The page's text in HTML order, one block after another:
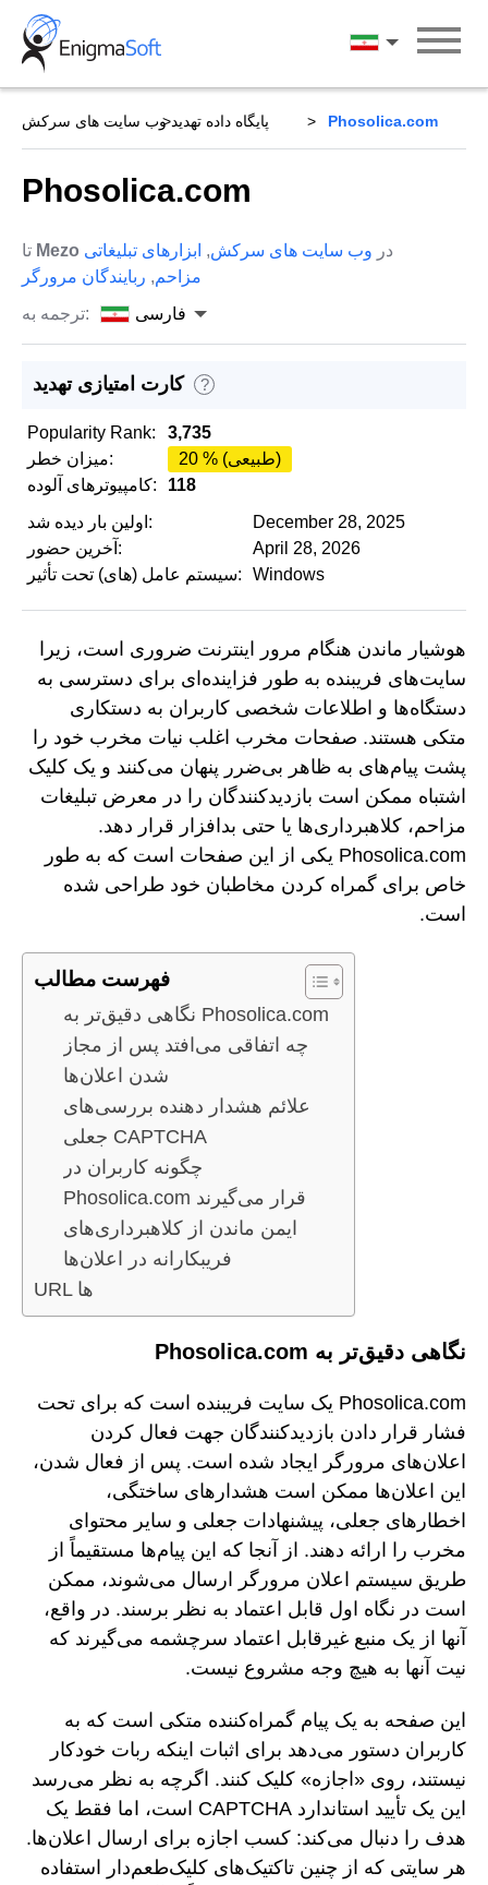
Skip
content
فارسی
پایگاه داده تهدید وب سایت های سرکش Phosolica.com
Phosolica.com
Mezo در وب سایت های سرکش, ابزارهای تبلیغاتی
مزاحم, ربایندگان مرورگر
ترجمه به:
فارسی
کارت امتیازی تهدید ?
Popularity Rank:
3,735
میزان خطر:
20 % (طبیعی)
کامپیوترهای آلوده:
118
اولین بار دیده شد:
December 28, 2025
آخرین حضور:
April 28, 2026
سیستم عامل (های) تحت تأثیر:
Windows
هوشیار ماندن هنگام مرور اینترنت ضروری است، زیرا
سایت‌های فریبنده به طور فزاینده‌ای برای دسترسی به
دستگاه‌ها و اطلاعات شخصی کاربران به دستکاری
متکی هستند. صفحات مخرب اغلب نیات مخرب خود را
پشت پیام‌های به ظاهر بی‌ضرر پنهان می‌کنند و یک کلیک
اشتباه ممکن است بازدیدکنندگان را در معرض تبلیغات
مزاحم، کلاهبرداری‌ها یا حتی بدافزار قرار دهد.
Phosolica.com یکی از این صفحات است که به طور
خاص برای گمراه کردن مخاطبان خود طراحی شده
است.
فهرست مطالب
نگاهی دقیق‌تر به Phosolica.com
چه اتفاقی می‌افتد پس از مجاز
شدن اعلان‌ها
علائم هشدار دهنده بررسی‌های
جعلی CAPTCHA
چگونه کاربران در
Phosolica.com قرار می‌گیرند
ایمن ماندن از کلاهبرداری‌های
فریبکارانه در اعلان‌ها
URL ها
نگاهی دقیق‌تر به Phosolica.com
Phosolica.com یک سایت فریبنده است که برای تحت
فشار قرار دادن بازدیدکنندگان جهت فعال کردن
اعلان‌های مرورگر ایجاد شده است. پس از فعال شدن،
این اعلان‌ها ممکن است هشدارهای ساختگی،
اخطارهای جعلی، پیشنهادات جعلی و سایر محتوای
مخرب را ارائه دهند. از آنجا که این پیام‌ها مستقیماً از
طریق سیستم اعلان مرورگر ارسال می‌شوند، ممکن
است در نگاه اول قابل اعتماد به نظر برسند. در واقع،
آنها از یک منبع غیرقابل اعتماد سرچشمه می‌گیرند که
نیت آنها به هیچ وجه مشروع نیست.
این صفحه به یک پیام گمراه‌کننده متکی است که به
کاربران دستور می‌دهد برای اثبات اینکه ربات خودکار
نیستند، روی «اجازه» کلیک کنند. اگرچه به نظر می‌رسد
این یک تأیید استاندارد CAPTCHA است، اما فقط یک
هدف را دنبال می‌کند: کسب اجازه برای ارسال اعلان‌ها.
هر سایتی که از چنین تاکتیک‌های کلیک‌طعم‌دار استفاده